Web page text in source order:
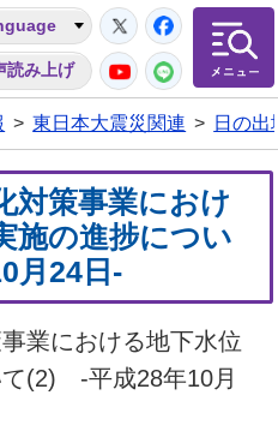
読み上げ
Twitter
YouTube
LINE
> 東日本大震災関連 > 日の
対策事業におけ
施の進捗につい
月24日-
業における地下水位
(2) -平成28年10月